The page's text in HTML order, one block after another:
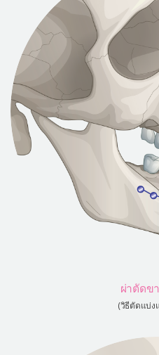
ผ่าตัดข
(วิธีตัดแบ่ง